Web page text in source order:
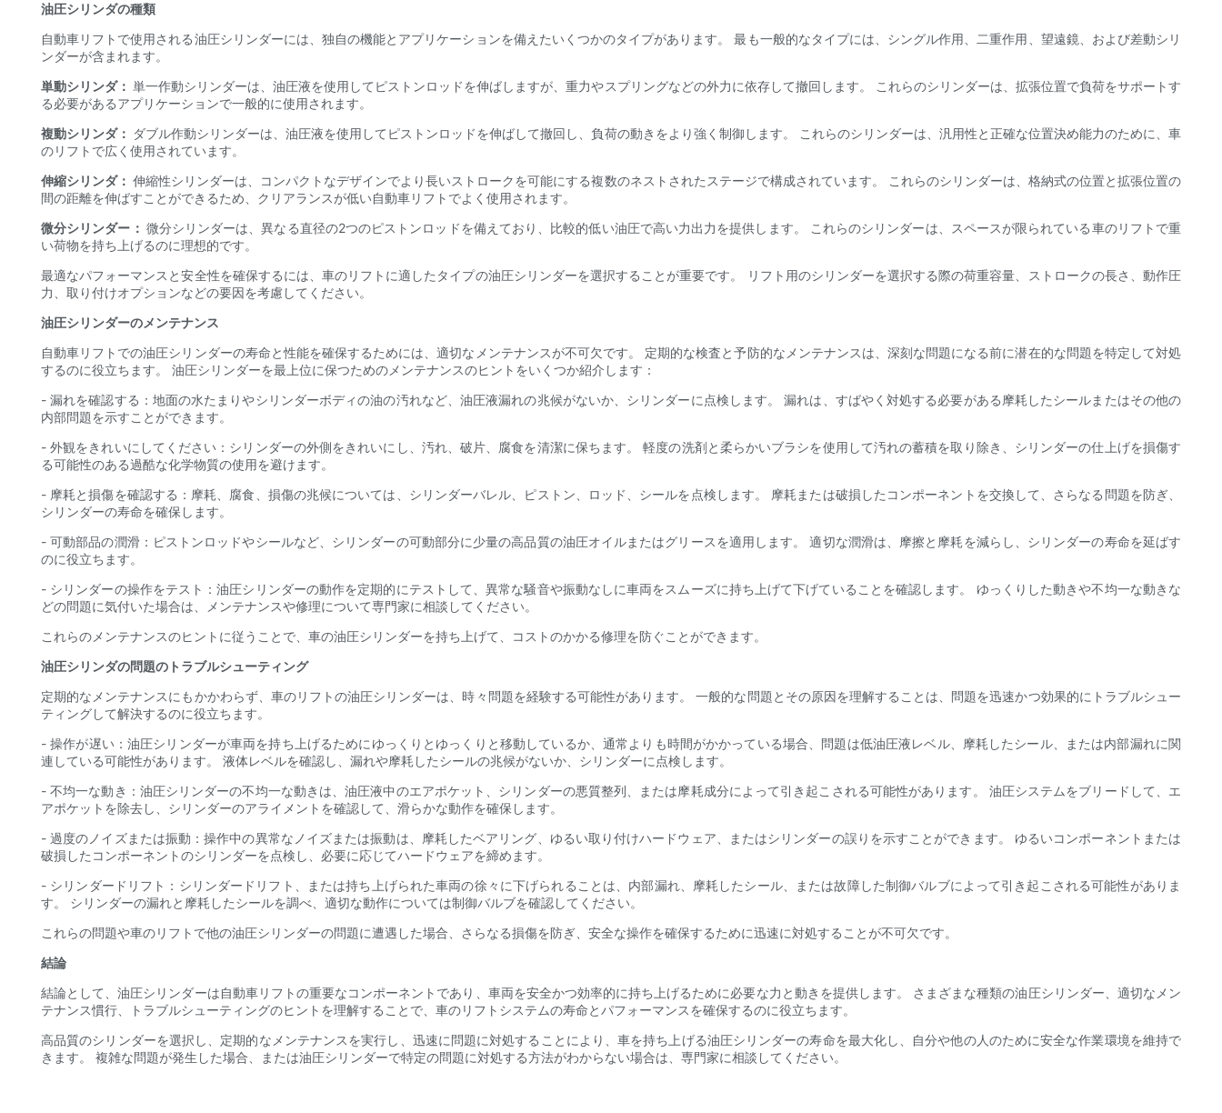
油圧シリンダの種類
自動車リフトで使用される油圧シリンダーには、独自の機能とアプリケーションを備えたいくつかのタイプがあります。 最も一般的なタイプには、シングル作用、二重作用、望遠鏡、および差動シリ
ンダーが含まれます。
単動シリンダ：単一作動シリンダーは、油圧液を使用してピストンロッドを伸ばしますが、重力やスプリングなどの外力に依存して撤回します。 これらのシリンダーは、拡張位置で負荷をサポートす
る必要があるアプリケーションで一般的に使用されます。
複動シリンダ： ダブル作動シリンダーは、油圧液を使用してピストンロッドを伸ばして撤回し、負荷の動きをより強く制御します。 これらのシリンダーは、汎用性と正確な位置決め能力のために、車
のリフトで広く使用されています。
伸縮シリンダ：伸縮性シリンダーは、コンパクトなデザインでより長いストロークを可能にする複数のネストされたステージで構成されています。 これらのシリンダーは、格納式の位置と拡張位置の
間の距離を伸ばすことができるため、クリアランスが低い自動車リフトでよく使用されます。
微分シリンダー： 微分シリンダーは、異なる直径の2つのピストンロッドを備えており、比較的低い油圧で高い力出力を提供します。 これらのシリンダーは、スペースが限られている車のリフトで重
い荷物を持ち上げるのに理想的です。
最適なパフォーマンスと安全性を確保するには、車のリフトに適したタイプの油圧シリンダーを選択することが重要です。 リフト用のシリンダーを選択する際の荷重容量、ストロークの長さ、動作圧
力、取り付けオプションなどの要因を考慮してください。
油圧シリンダーのメンテナンス
自動車リフトでの油圧シリンダーの寿命と性能を確保するためには、適切なメンテナンスが不可欠です。 定期的な検査と予防的なメンテナンスは、深刻な問題になる前に潜在的な問題を特定して対処
するのに役立ちます。 油圧シリンダーを最上位に保つためのメンテナンスのヒントをいくつか紹介します：
- 漏れを確認する：地面の水たまりやシリンダーボディの油の汚れなど、油圧液漏れの兆候がないか、シリンダーに点検します。 漏れは、すばやく対処する必要がある摩耗したシールまたはその他の
内部問題を示すことができます。
- 外観をきれいにしてください：シリンダーの外側をきれいにし、汚れ、破片、腐食を清潔に保ちます。 軽度の洗剤と柔らかいブラシを使用して汚れの蓄積を取り除き、シリンダーの仕上げを損傷す
る可能性のある過酷な化学物質の使用を避けます。
- 摩耗と損傷を確認する：摩耗、腐食、損傷の兆候については、シリンダーバレル、ピストン、ロッド、シールを点検します。 摩耗または破損したコンポーネントを交換して、さらなる問題を防ぎ、
シリンダーの寿命を確保します。
- 可動部品の潤滑：ピストンロッドやシールなど、シリンダーの可動部分に少量の高品質の油圧オイルまたはグリースを適用します。 適切な潤滑は、摩擦と摩耗を減らし、シリンダーの寿命を延ばす
のに役立ちます。
- シリンダーの操作をテスト：油圧シリンダーの動作を定期的にテストして、異常な騒音や振動なしに車両をスムーズに持ち上げて下げていることを確認します。 ゆっくりした動きや不均一な動きな
どの問題に気付いた場合は、メンテナンスや修理について専門家に相談してください。
これらのメンテナンスのヒントに従うことで、車の油圧シリンダーを持ち上げて、コストのかかる修理を防ぐことができます。
油圧シリンダの問題のトラブルシューティング
定期的なメンテナンスにもかかわらず、車のリフトの油圧シリンダーは、時々問題を経験する可能性があります。 一般的な問題とその原因を理解することは、問題を迅速かつ効果的にトラブルシュー
ティングして解決するのに役立ちます。
- 操作が遅い：油圧シリンダーが車両を持ち上げるためにゆっくりとゆっくりと移動しているか、通常よりも時間がかかっている場合、問題は低油圧液レベル、摩耗したシール、または内部漏れに関
連している可能性があります。 液体レベルを確認し、漏れや摩耗したシールの兆候がないか、シリンダーに点検します。
- 不均一な動き：油圧シリンダーの不均一な動きは、油圧液中のエアポケット、シリンダーの悪質整列、または摩耗成分によって引き起こされる可能性があります。 油圧システムをブリードして、エ
アポケットを除去し、シリンダーのアライメントを確認して、滑らかな動作を確保します。
- 過度のノイズまたは振動：操作中の異常なノイズまたは振動は、摩耗したベアリング、ゆるい取り付けハードウェア、またはシリンダーの誤りを示すことができます。 ゆるいコンポーネントまたは
破損したコンポーネントのシリンダーを点検し、必要に応じてハードウェアを締めます。
- シリンダードリフト：シリンダードリフト、または持ち上げられた車両の徐々に下げられることは、内部漏れ、摩耗したシール、または故障した制御バルブによって引き起こされる可能性がありま
す。 シリンダーの漏れと摩耗したシールを調べ、適切な動作については制御バルブを確認してください。
これらの問題や車のリフトで他の油圧シリンダーの問題に遭遇した場合、さらなる損傷を防ぎ、安全な操作を確保するために迅速に対処することが不可欠です。
結論
結論として、油圧シリンダーは自動車リフトの重要なコンポーネントであり、車両を安全かつ効率的に持ち上げるために必要な力と動きを提供します。 さまざまな種類の油圧シリンダー、適切なメン
テナンス慣行、トラブルシューティングのヒントを理解することで、車のリフトシステムの寿命とパフォーマンスを確保するのに役立ちます。
高品質のシリンダーを選択し、定期的なメンテナンスを実行し、迅速に問題に対処することにより、車を持ち上げる油圧シリンダーの寿命を最大化し、自分や他の人のために安全な作業環境を維持で
きます。 複雑な問題が発生した場合、または油圧シリンダーで特定の問題に対処する方法がわからない場合は、専門家に相談してください。